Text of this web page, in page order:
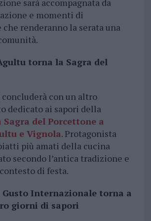
sarà accompagnata da
e momenti di
che renderanno la serata una
torna la Sagra del
con un altro
dedicato ai sapori della
Sagra del Porcettonea
e Vignola. Protagonista
più amati della cucina
secondo l’antica tradizione e
di festa.
Gusto Internazionale torna a
giorni di sapori